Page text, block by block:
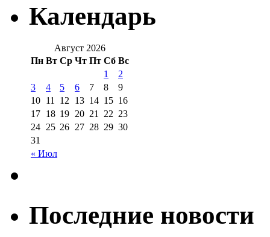
Календарь
Август 2026
Пн Вт Ср Чт Пт Сб Вс
« Июл
1
2
3
4 5 6 7 8
9
10 11 12 13 14 15 16
17 18 19 20 21 22 23
24 25 26 27 28 29 30
31
Последние новости